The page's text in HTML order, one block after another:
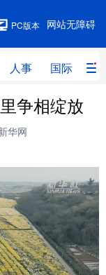
网站无障碍
PC版本
人事 国际 财
人事
体育
军事
政务
争相绽放
华网